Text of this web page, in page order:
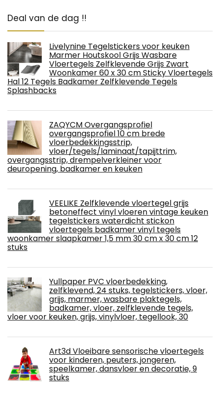
Deal van de dag !!
Livelynine Tegelstickers voor keuken
Marmer Houtskool Grijs Wasbare
Vloertegels Zelfklevende Grijs Zwart
Woonkamer 60 x 30 cm Sticky Vloertegels
Hal 12 Tegels Badkamer Zelfklevende Tegels
Splashbacks
ZAQYCM Overgangsprofiel
overgangsprofiel 10 cm brede
vloerbedekkingsstrip,
vloer/tegels/laminaat/tapijttrim,
overgangsstrip, drempelverkleiner voor
deuropening, badkamer en keuken
VEELIKE Zelfklevende vloertegel grijs
betoneffect vinyl vloeren vintage keuken
tegelstickers waterdicht stickon
vloertegels badkamer vinyl tegels
woonkamer slaapkamer 1,5 mm 30 cm x 30 cm 12
stuks
Yullpaper PVC vloerbedekking,
zelfklevend, 24 stuks, tegelstickers, vloer,
grijs, marmer, wasbare plaktegels,
badkamer, vloer, zelfklevende tegels,
vloer voor keuken, grijs, vinylvloer, tegellook, 30
Art3d Vloeibare sensorische vloertegels
voor kinderen, peuters, jongeren,
speelkamer, dansvloer en decoratie, 9
stuks